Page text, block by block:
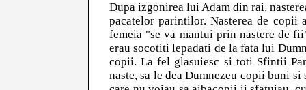
Dupa izgonirea lui Adam din rai,
pacatelor parintilor. Nasterea de copii
femeia "se va mantui prin nastere de
erau socotiti lepadati de la fata lui
copii. La fel glasuiesc si toti Sfintii
naste, sa le dea Dumnezeu copii buni